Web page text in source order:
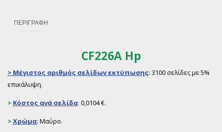
ΠΕΡΙΓΡΑΦΉ
CF226A Hp
> Μέγιστος αριθμός σελίδων εκτύπωσης: 3100 σελίδες με 5%
επικάλυψη.
> Κόστος ανά σελίδα: 0,0104 €.
>Χρώμα: Μαύρο.